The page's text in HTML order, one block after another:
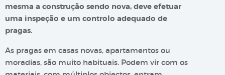
mesma a construção sendo nova, deve efetuar
uma inspeção e um controlo adequado de
pragas.
As pragas em casas novas, apartamentos ou
moradias, são muito habituais. Podem vir com os